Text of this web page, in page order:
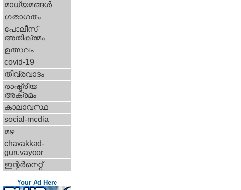
മാധ്യമങ്ങള്‍
ഗതാഗതം
പോലീസ്‌
അതിക്രമം
ഉത്സവം
covid-19
തീവ്രവാദം
രാഷ്ട്രീയ
അക്രമം
കാലാവസ്ഥ
social-media
മഴ
chavakkad-
guruvayoor
ഇന്റര്‍നെറ്റ്‌
Your Ad Here